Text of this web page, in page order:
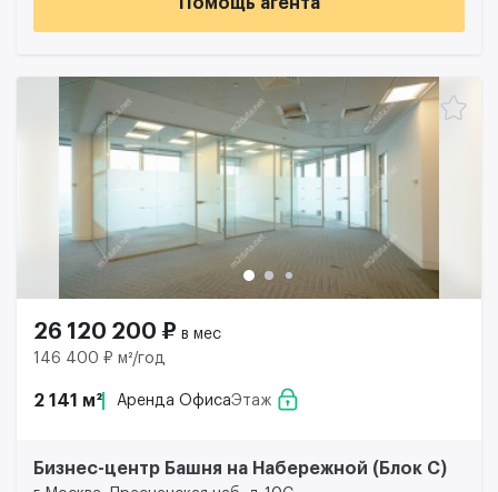
26 120 200 ₽ в мес
146 400 ₽ м²/год
2 141 м² Аренда ОфисаЭтаж
Бизнес-центр Башня на Набережной (Блок С)